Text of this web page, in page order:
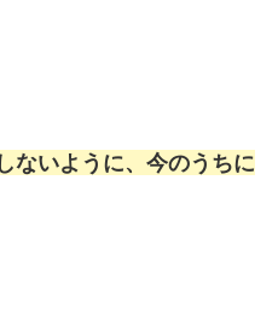
ないように、今のうちに